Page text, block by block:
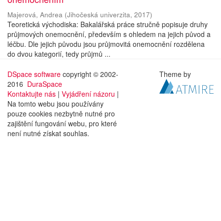
Majerová, Andrea (Jihočeská univerzita, 2017)
Teoretická východiska: Bakalářská práce stručně popisuje druhy
průjmových onemocnění, především s ohledem na jejich původ a
léčbu. Dle jejich původu jsou průjmovitá onemocnění rozdělena
do dvou kategorií, tedy průjmů ...
DSpace software copyright © 2002-
2016 DuraSpace
Kontaktujte nás | Vyjádření názoru |
Na tomto webu jsou používány
pouze cookies nezbytně nutné pro
zajištění fungování webu, pro které
není nutné získat souhlas.
Theme by